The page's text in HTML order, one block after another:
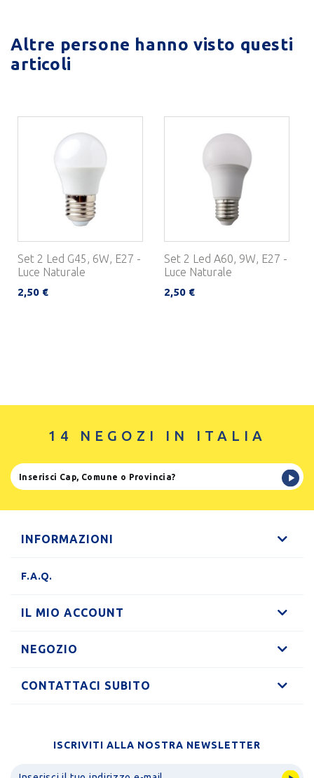
Altre persone hanno visto questi
articoli
Set 2 Led G45, 6W, E27 -
Luce Naturale
2,50 €
Set 2 Led A60, 9W, E27 -
Luce Naturale
2,50 €
14 NEGOZI IN ITALIA
INFORMAZIONI
F.A.Q.
IL MIO ACCOUNT
NEGOZIO
CONTATTACI SUBITO
ISCRIVITI ALLA NOSTRA NEWSLETTER